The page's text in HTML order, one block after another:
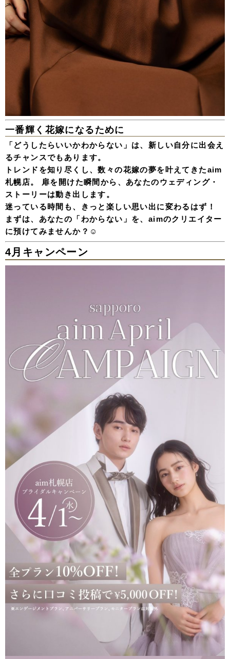
一番輝く花嫁になるために
「どうしたらいいかわからない」は、 新しい自分に出会え
るチャンスでもあります。
トレンドを知り尽くし、数々の花嫁の夢を叶えてきたaim
札幌店。 扉を開けた瞬間から、あなたのウェディング・
ストーリーは動き出します。
迷っている時間も、きっと楽しい思い出に変わるはず！
まずは、あなたの「わからない」を、aimのクリエイター
に預けてみませんか？☺️
4月キャンペーン